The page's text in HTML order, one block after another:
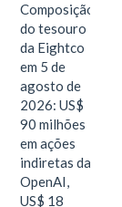
Composição
do tesouro
da Eightco
em 5 de
agosto de
2026: US$
90 milhões
em ações
indiretas da
OpenAI,
US$ 18